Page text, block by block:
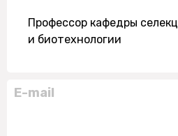
Профессор кафедры
и биотехнологии
E-mail